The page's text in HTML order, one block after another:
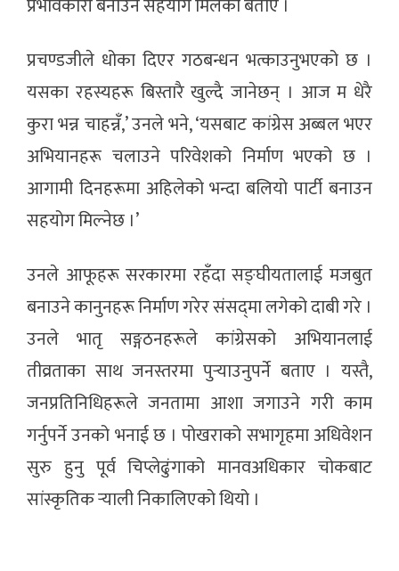
प्रभावकारी बनाउन सहयोग मिलेको बताए ।
प्रचण्डजीले धोका दिएर गठबन्धन भत्काउनुभएको छ ।
यसका रहस्यहरू बिस्तारै खुल्दै जानेछन् । आज म धेरै
कुरा भन्न चाहन्नँ,’ उनले भने, ‘यसबाट कांग्रेस अब्बल भएर
अभियानहरू चलाउने परिवेशको निर्माण भएको छ ।
आगामी दिनहरूमा अहिलेको भन्दा बलियो पार्टी बनाउन
सहयोग मिल्नेछ ।’
उनले आफूहरू सरकारमा रहँदा सङ्घीयतालाई मजबुत
बनाउने कानुनहरू निर्माण गरेर संसद्‌मा लगेको दाबी गरे ।
उनले भातृ सङ्गठनहरूले कांग्रेसको अभियानलाई
तीव्रताका साथ जनस्तरमा पुर्‍याउनुपर्ने बताए । यस्तै,
जनप्रतिनिधिहरूले जनतामा आशा जगाउने गरी काम
गर्नुपर्ने उनको भनाई छ । पोखराको सभागृहमा अधिवेशन
सुरु हुनु पूर्व चिप्लेढुंगाको मानवअधिकार चोकबाट
सांस्कृतिक र्‍याली निकालिएको थियो ।